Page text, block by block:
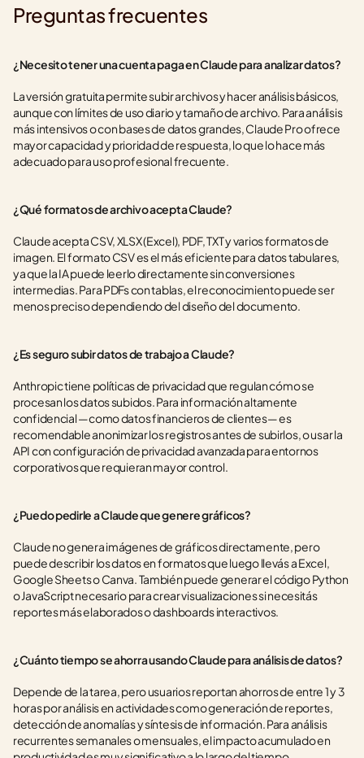
Preguntas frecuentes
¿Necesito tener una cuenta paga en Claude para analizar datos?
La versión gratuita permite subir archivos y hacer análisis básicos,
aunque con límites de uso diario y tamaño de archivo. Para análisis
más intensivos o con bases de datos grandes, Claude Pro ofrece
mayor capacidad y prioridad de respuesta, lo que lo hace más
adecuado para uso profesional frecuente.
¿Qué formatos de archivo acepta Claude?
Claude acepta CSV, XLSX (Excel), PDF, TXT y varios formatos de
imagen. El formato CSV es el más eficiente para datos tabulares,
ya que la IA puede leerlo directamente sin conversiones
intermedias. Para PDFs con tablas, el reconocimiento puede ser
menos preciso dependiendo del diseño del documento.
¿Es seguro subir datos de trabajo a Claude?
Anthropic tiene políticas de privacidad que regulan cómo se
procesan los datos subidos. Para información altamente
confidencial —como datos financieros de clientes— es
recomendable anonimizar los registros antes de subirlos, o usar la
API con configuración de privacidad avanzada para entornos
corporativos que requieran mayor control.
¿Puedo pedirle a Claude que genere gráficos?
Claude no genera imágenes de gráficos directamente, pero
puede describir los datos en formatos que luego llevás a Excel,
Google Sheets o Canva. También puede generar el código Python
o JavaScript necesario para crear visualizaciones si necesitás
reportes más elaborados o dashboards interactivos.
¿Cuánto tiempo se ahorra usando Claude para análisis de datos?
Depende de la tarea, pero usuarios reportan ahorros de entre 1 y 3
horas por análisis en actividades como generación de reportes,
detección de anomalías y síntesis de información. Para análisis
recurrentes semanales o mensuales, el impacto acumulado en